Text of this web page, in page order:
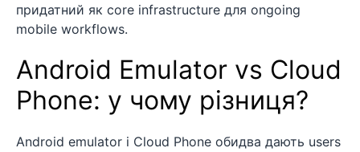
придатний як core infrastructure для ongoing
mobile workflows.
Android Emulator vs Cloud
Phone: у чому різниця?
Android emulator і Cloud Phone обидва дають users